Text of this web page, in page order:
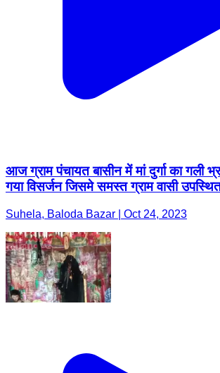
आज ग्राम पंचायत बासीन में मां दुर्गा का गली
गया विसर्जन जिसमे समस्त ग्राम वासी
Suhela, Baloda Bazar | Oct 24, 2023